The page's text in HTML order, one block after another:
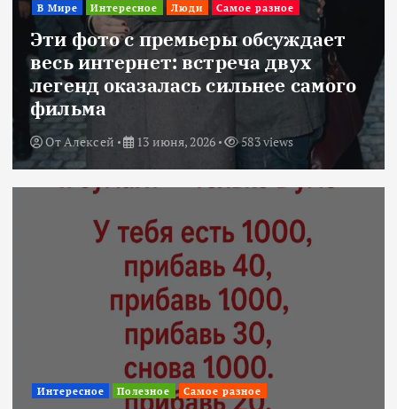
В Мире Интересное Люди Самое разное
Эти фото с премьеры обсуждает
весь интернет: встреча двух
легенд оказалась сильнее самого
фильма
От Алексей 13 июня, 2026 583 views
Интересное Полезное Самое разное